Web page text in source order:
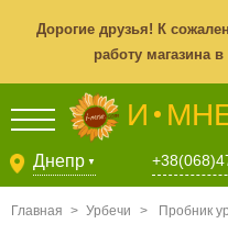
Дорогие друзья! К
работу магазина
И
Днепр ▼
Главная > Урбечи > Пробник